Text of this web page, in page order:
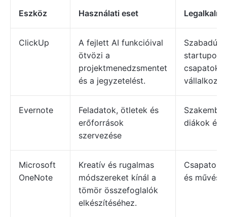
Eszköz Használati eset
ClickUp
A fejlett AI funkcióival
ötvözi a
projektmenedzsmentet
és a jegyzetelést.
startupok,
csapatok,
Evernote
Feladatok, ötletek és
erőforrások
szervezése
diákok és
Microsoft
OneNote
Kreatív és rugalmas
módszereket kínál a
tömör összefoglalók
elkészítéséhez.
Csapatok,
és